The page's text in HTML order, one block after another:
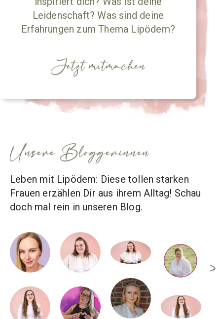
Leidenschaft? Was sind deine
Erfahrungen zum Thema Lipödem?
Jetzt mitmachen
Unsere Bloggerinnen
Leben mit Lipödem: Diese tollen starken
Frauen erzählen Dir aus ihrem Alltag! Schau
doch mal rein in unseren Blog.